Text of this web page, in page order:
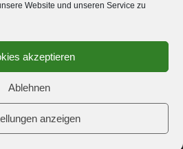
Website und unseren Service zu
akzeptieren
Ablehnen
anzeigen
e.V. GeneratePress